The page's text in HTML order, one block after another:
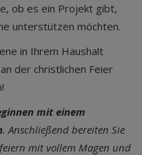
ob es ein Projekt gibt,
unterstützen möchten.
in Ihrem Haushalt
der christlichen Feier
mit einem
. Anschließend bereiten Sie
mit vollem Magen und